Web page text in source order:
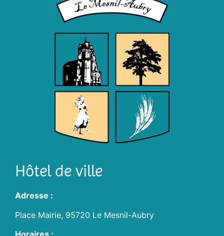
Hôtel de ville
Adresse :
Place Mairie, 95720 Le Mesnil-Aubry